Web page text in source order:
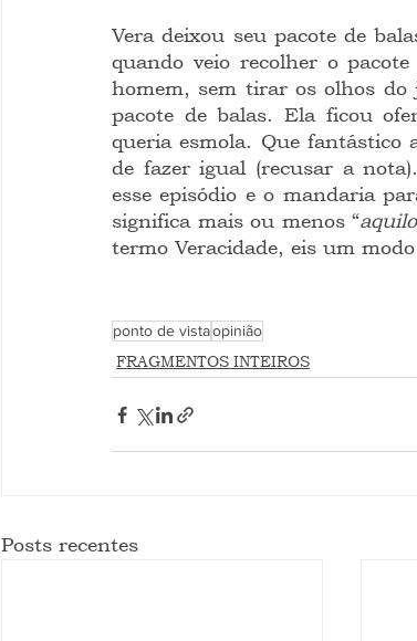
Vera deixou seu pacote de
quando veio recolher o
homem, sem tirar os olhos
pacote de balas. Ela ficou
queria esmola. Que fantástico
de fazer igual (recusar a
esse episódio e o mandaria
significa mais ou menos “
termo Veracidade, eis um
ponto de vistaopinião
FRAGMENTOS INTEIROS
Posts recentes